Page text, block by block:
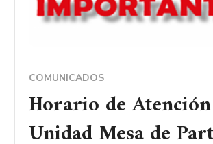
COMUNICADOS
Horario de
Unidad Mesa de